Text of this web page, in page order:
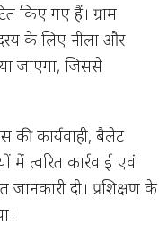
किए गए हैं। ग्राम
के लिए नीला और
जाएगा, जिससे
की कार्यवाही, बैलेट
में त्वरित कार्रवाई एवं
जानकारी दी। प्रशिक्षण के